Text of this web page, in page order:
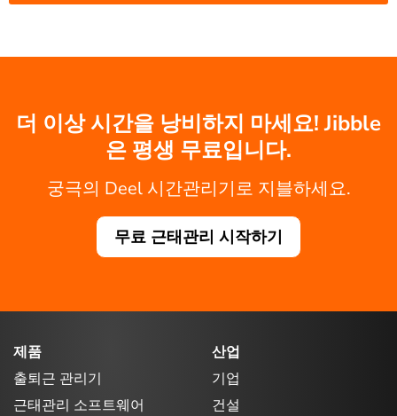
더 이상 시간을 낭비하지 마세요! Jibble
은 평생 무료입니다.
궁극의 Deel 시간관리기로 지블하세요.
무료 근태관리 시작하기
제품
출퇴근 관리기
근태관리 소프트웨어
산업
기업
건설